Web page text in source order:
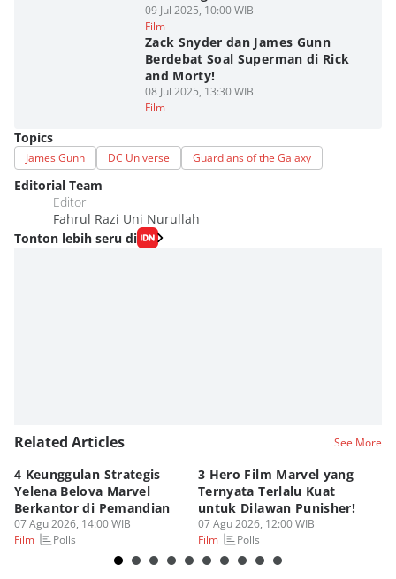
09 Jul 2025, 10:00 WIB
Film
Zack Snyder dan James Gunn
Berdebat Soal Superman di Rick
and Morty!
08 Jul 2025, 13:30 WIB
Film
Topics
James Gunn DC Universe Guardians of the Galaxy
Editorial Team
Editor
Fahrul Razi Uni Nurullah
Tonton lebih seru di
Related Articles See More
4 Keunggulan Strategis
Yelena Belova Marvel
Berkantor di Pemandian
07 Agu 2026, 14:00 WIB
Film
Polls
3 Hero Film Marvel yang
Ternyata Terlalu Kuat
untuk Dilawan Punisher!
07 Agu 2026, 12:00 WIB
Film
Polls